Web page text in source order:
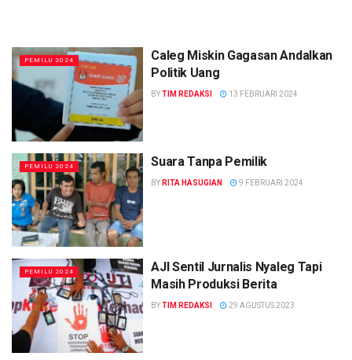
PEMILU 2024
Caleg Miskin Gagasan Andalkan
Politik Uang
BYTIM REDAKSI 13 FEBRUARI 2024
PEMILU 2024 Suara Tanpa Pemilik
BY RITA HASUGIAN 9 FEBRUARI 2024
PEMILU 2024
AJI Sentil Jurnalis Nyaleg Tapi
Masih Produksi Berita
BYTIM REDAKSI 29 AGUSTUS 2023